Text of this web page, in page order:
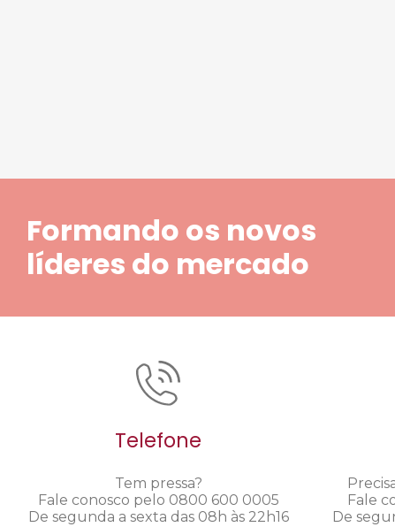
Formando os novos
líderes do mercado
Telefone
Tem pressa?
Fale conosco pelo 0800 600 0005
De segunda a sexta das 08h às 22h16
Fale
De